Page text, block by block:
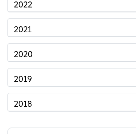
2022
2021
2020
2019
2018